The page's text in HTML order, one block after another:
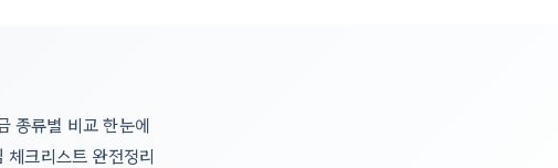
종류별 비교 한눈에
체크리스트 완전정리